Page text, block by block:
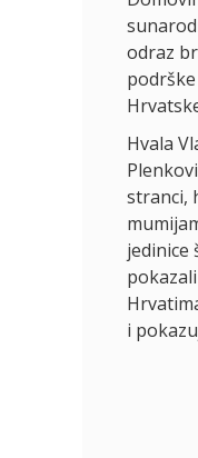
odraz
Hvala
stranci,
jedinice
i